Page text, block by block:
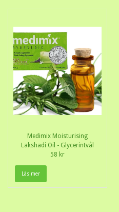
Medimix Moisturising
Lakshadi Oil - Glycerintvål
58 kr
Läs mer